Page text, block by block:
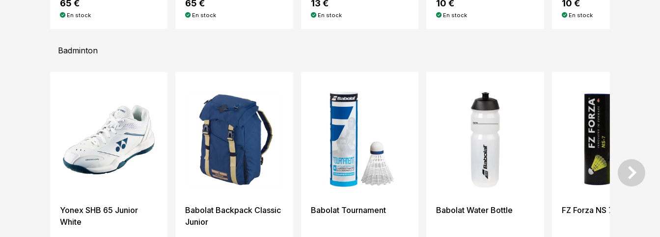
65 €
En stock
65 €
En stock
13 €
En stock
10 €
En stock
10 €
En stock
Badminton
Yonex SHB 65 Junior
White
Babolat Backpack Classic
Junior
Babolat Tournament Babolat Water Bottle FZ Forza NS 7 Medium